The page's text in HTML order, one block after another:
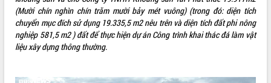
ĐIỂM TIN VĂN BẢN
QUY HOẠCH - KẾ HOẠCH
(Mười chín nghìn chín trăm mười bảy mét vuông) (trong đó: diện tích
chuyển mục đích sử dụng 19.335,5 m2 nêu trên và diện tích đất phi nông
nghiệp 581,5 m2 ) đất để thực hiện dự án Công trình khai thác đá làm vật
liệu xây dựng thông thường.